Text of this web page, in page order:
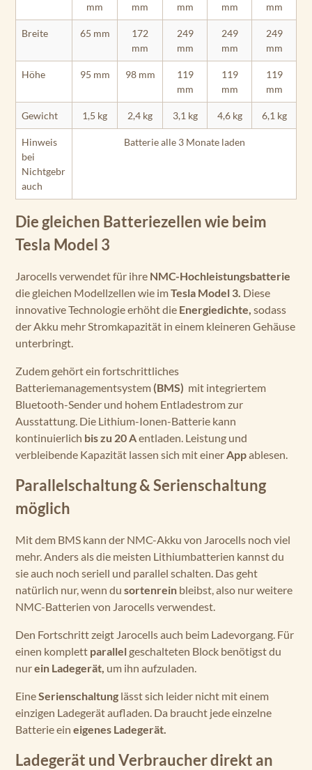
mm
mm
mm
mm
mm
Breite 65 mm
172
mm
249
mm
249
mm
249
mm
Höhe 95 mm 98 mm
119
mm
119
mm
119
mm
Gewicht 1,5 kg 2,4 kg 3,1 kg 4,6 kg 6,1 kg
Hinweis
bei
Nichtgebr
auch
Batterie alle 3 Monate laden
Die gleichen Batteriezellen wie beim
Tesla Model 3
Jarocells verwendet für ihre NMC-Hochleistungsbatterie
die gleichen Modellzellen wie imTesla Model 3. Diese
innovative Technologie erhöht die Energiedichte, sodass
der Akku mehr Stromkapazität in einem kleineren Gehäuse
unterbringt.
Zudem gehört ein fortschrittliches
Batteriemanagementsystem (BMS) mit integriertem
Bluetooth-Sender und hohem Entladestrom zur
Ausstattung. Die Lithium-Ionen-Batterie kann
kontinuierlich bis zu 20 Aentladen. Leistung und
verbleibende Kapazität lassen sich mit einerAppablesen.
Parallelschaltung & Serienschaltung
möglich
Mit dem BMS kann der NMC-Akku von Jarocells noch viel
mehr. Anders als die meisten Lithiumbatterien kannst du
sie auch noch seriell und parallel schalten. Das geht
natürlich nur, wenn du sortenrein bleibst, also nur weitere
NMC-Batterien von Jarocells verwendest.
Den Fortschritt zeigt Jarocells auch beim Ladevorgang. Für
einen komplett parallel geschalteten Block benötigst du
nurein Ladegerät, um ihn aufzuladen.
EineSerienschaltung lässt sich leider nicht mit einem
einzigen Ladegerät aufladen. Da braucht jede einzelne
Batterie ein eigenes Ladegerät.
Ladegerät und Verbraucher direkt an